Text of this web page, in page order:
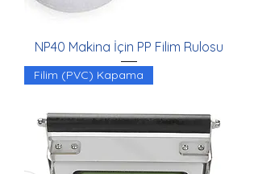
NP40 Makina İçin PP Filim Rulosu
Filim (PVC) Kapama